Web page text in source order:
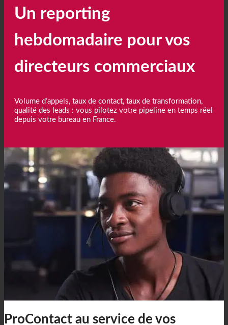
Un reporting
hebdomadaire pour vos
directeurs commerciaux
Volume d’appels, taux de contact, taux de transformation,
qualité des leads : vous pilotez votre pipeline en temps réel
depuis votre bureau en France.
ProContact au service de vos